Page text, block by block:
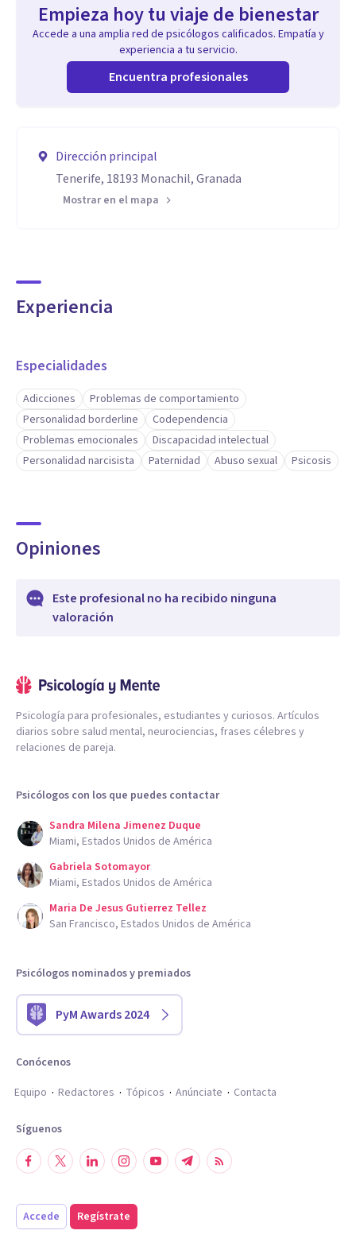
Empieza hoy tu viaje de bienestar
Accede a una amplia red de psicólogos calificados. Empatía y
experiencia a tu servicio.
Encuentra profesionales
Dirección principal
Tenerife, 18193 Monachil, Granada
Mostrar en el mapa
Experiencia
Especialidades
Adicciones
Problemas de comportamiento
Personalidad borderline
Codependencia
Problemas emocionales
Discapacidad intelectual
Personalidad narcisista
Paternidad Abuso sexual Psicosis
Opiniones
Este profesional no ha recibido ninguna
valoración
Psicología para profesionales, estudiantes y curiosos. Artículos
diarios sobre salud mental, neurociencias, frases célebres y
relaciones de pareja.
Psicólogos con los que puedes contactar
Sandra Milena Jimenez Duque
Miami, Estados Unidos de América
Gabriela Sotomayor
Miami, Estados Unidos de América
Maria De Jesus Gutierrez Tellez
San Francisco, Estados Unidos de América
Psicólogos nominados y premiados
PyM Awards 2024
Conócenos
Equipo
Redactores Tópicos Anúnciate Contacta
Síguenos
Accede Regístrate